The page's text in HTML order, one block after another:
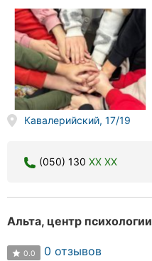
Кавалерийский, 17/19
(050) 130 XX XX
Альта, центр психологии
0.0 0 отзывов